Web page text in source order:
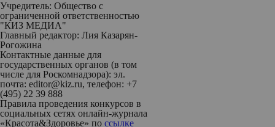
Учредитель: Общество с
ограниченной ответственностью
"КИЗ МЕДИА"
Главный редактор: Лия Казарян-
Рогожина
Контактные данные для
государственных органов (в том
числе для Роскомнадзора): эл.
почта: editor@kiz.ru, телефон: +7
(495) 22 39 888
Правила проведения конкурсов в
социальных сетях онлайн-журнала
«Красота&Здоровье» по ссылке